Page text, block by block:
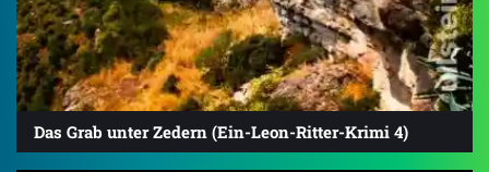
Das Grab unter Zedern (Ein-Leon-Ritter-Krimi 4)